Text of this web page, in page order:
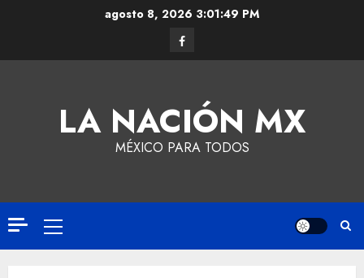
agosto 8, 2026 3:01:49 PM
LA NACIÓN MX
MÉXICO PARA TODOS